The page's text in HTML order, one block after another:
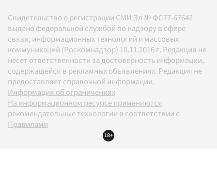
Свидетельство о регистрации СМИ Эл № ФС77-67642
выдано федеральной службой по надзору в сфере
связи, информационных технологий и массовых
коммуникаций (Роскомнадзор) 10.11.2016 г. Редакция не
несет ответственности за достоверность информации,
содержащейся в рекламных объявлениях. Редакция не
предоставляет справочной информации.
Информация об ограничениях
На информационном ресурсе применяются
рекомендательные технологии в соответствии с
Правилами
18+